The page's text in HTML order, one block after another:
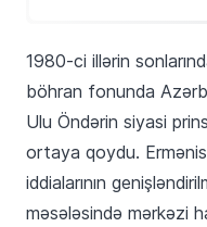
1980-ci illərin
böhran fonunda
Ulu Öndərin siyasi
ortaya qoydu.
iddialarının
məsələsində mərkəzi